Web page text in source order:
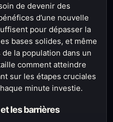
de devenir des
d’une nouvelle
pour dépasser la
bases solides, et même
la population dans un
comment atteindre
sur les étapes cruciales
minute investie.
les barrières